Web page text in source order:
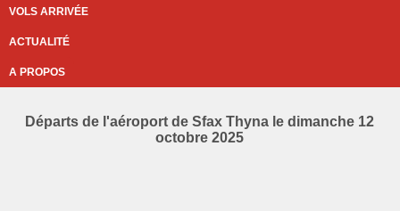
VOLS ARRIVÉE
ACTUALITÉ
A PROPOS
Départs de l'aéroport de Sfax Thyna le dimanche 12
octobre 2025